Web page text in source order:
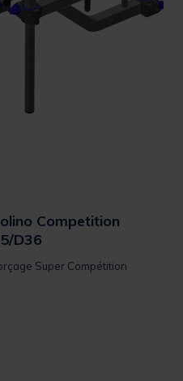
Competition
D36
Super Compétition